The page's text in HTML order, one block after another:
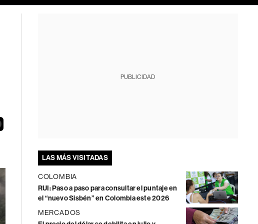
PUBLICIDAD
LAS MÁS VISITADAS
COLOMBIA
RUI: Paso a paso para consultar el puntaje en
el “nuevo Sisbén” en Colombia este 2026
MERCADOS